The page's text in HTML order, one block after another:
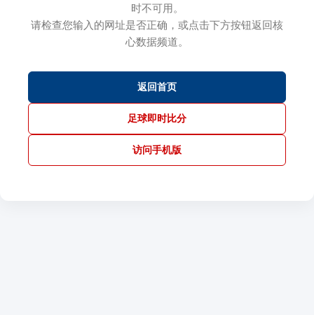
时不可用。
请检查您输入的网址是否正确，或点击下方按钮返回核
心数据频道。
返回首页
足球即时比分
访问手机版